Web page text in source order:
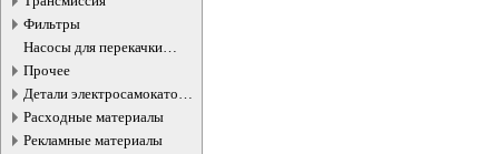
Фильтры
Насосы для перекачки
жидкостей
Прочее
Детали электросамокатов и
электротранспорта
Расходные материалы
Рекламные материалы